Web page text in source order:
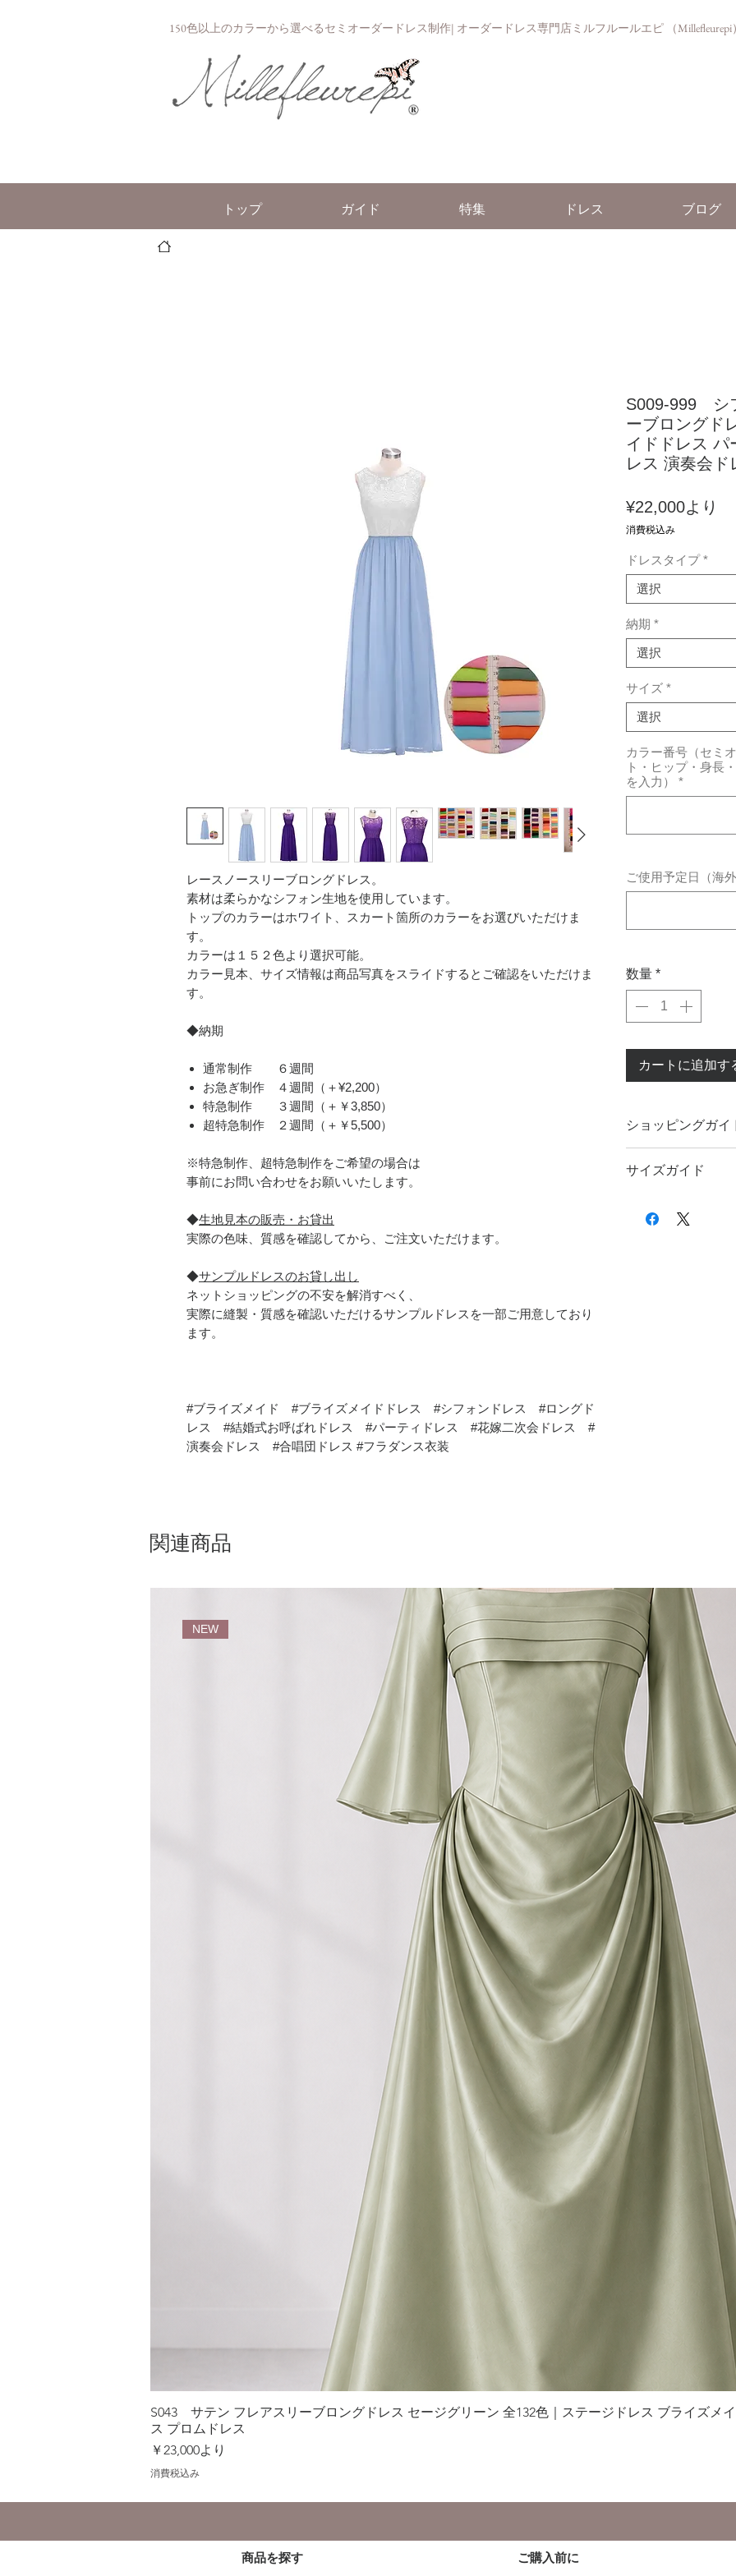
150色以上のカラーから選べるセミオーダードレス制作| オーダードレス専門店ミルフルールエピ （Millefleurepi
トップ ガイド 特集 ドレス ブログ
レースノースリーブロングドレス。
素材は柔らかなシフォン生地を使用しています。
トップのカラーはホワイト、スカート箇所のカラーをお選びいただけま
す。
カラーは１５２色より選択可能。
カラー見本、サイズ情報は商品写真をスライドするとご確認をいただけま
す。
◆納期
通常制作 ６週間
お急ぎ制作 ４週間（＋¥2,200）
​特急制作 ３週間（＋￥3,850）
超特急制作 ２週間（＋￥5,500）
※特急制作、超特急制作をご希望の場合は
事前にお問い合わせをお願いいたします。
◆生地見本の販売・お貸出
実際の色味、質感を確認してから、ご注文いただけます。
◆サンプルドレスのお貸し出し
ネットショッピングの不安を解消すべく、
実際に縫製・質感を確認いただけるサンプルドレスを一部ご用意しており
ます。
#ブライズメイド #ブライズメイドドレス #シフォンドレス #ロングド
レス #結婚式お呼ばれドレス #パーティドレス #花嫁二次会ドレス #
演奏会ドレス #合唱団ドレス #フラダンス衣装
S009-999 シ
ーブロングド
イドドレス パ
レス 演奏会
¥22,000より
消費税込み
ドレスタイプ *
選択
納期 *
選択
サイズ *
選択
カラー番号（セミ
ト・ヒップ・身長
を入力）
*
ご使用予定日（海
数量 *
カートに追加す
ショッピングガイ
す。
サイズガイド
い。
関連商品
クイックビュー
NEW
S043 サテン フレアスリーブロングドレス セージグリーン 全132色｜ステージドレス ブライズメ
ス プロムドレス
￥23,000より
セール価格
消費税込み
商品を探す ご購入前に